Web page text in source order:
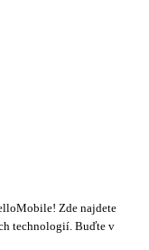
Zde najdete
technologií. Buďte v